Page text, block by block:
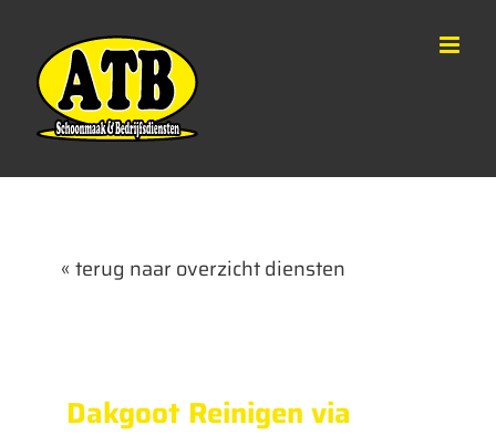
inhoud
« terug naar overzicht diensten
Dakgoot Reinigen via